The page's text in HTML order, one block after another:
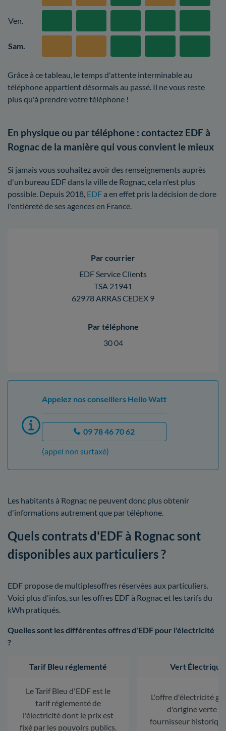
Ven.
Sam.
Grâce à ce tableau, le temps d'attente interminable au
téléphone appartient désormais au passé. Il ne vous reste
plus qu'à prendre votre téléphone !
En physique ou par téléphone : contactez EDF à
Rognac de la manière qui vous convient le mieux
Si jamais vous souhaitez avoir des renseignements auprès
d'un bureau EDF dans la ville de Rognac, cela n'est plus
possible. Depuis 2018, EDFa en effet pris la décision de clore
l'entièreté de ses agences en France.
Par courrier
EDF Service Clients
TSA 21941
62978 ARRAS CEDEX 9
Par téléphone
30 04
Appelez nos conseillers Hello Watt
09 78 46 70 62
(appel non surtaxé)
Les habitants à Rognac ne peuvent donc plus obtenir
d'informations autrement que par téléphone.
Quels contrats d'EDF à Rognac sont
disponibles aux particuliers ?
EDF propose de multiplesoffres réservées aux particuliers.
Voici plus d'infos, sur les offres EDF à Rognac et les tarifs du
kWh pratiqués.
Quelles sont les différentes offres d'EDF pour l'électricité
?
Tarif Bleu réglementé
Le Tarif Bleu d'EDF est le
tarif réglementé de
l'électricité dont le prix est
fixé par les pouvoirs publics.
Vert Électrique
L'offre d'électricité
d'origine verte
fournisseur